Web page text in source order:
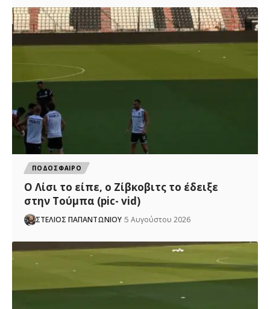
ΠΟΔΟΣΦΑΙΡΟ
Ο Λίσι το είπε, ο Ζίβκοβιτς το έδειξε
στην Τούμπα (pic- vid)
ΣΤΕΛΙΟΣ ΠΑΠΑΝΤΩΝΙΟΥ 5 Αυγούστου 2026